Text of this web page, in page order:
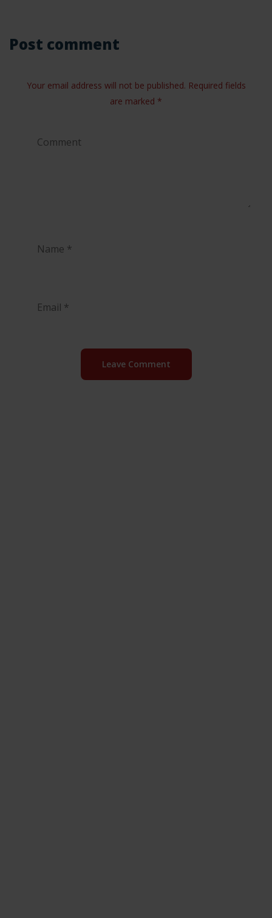
Post comment
Your email address will not be published. Required fields
are marked *